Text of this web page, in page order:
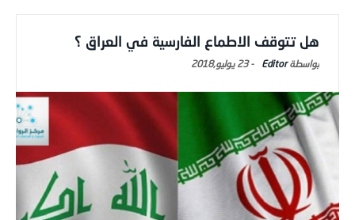
هل تتوقف الاطماع الفارسية في العراق ؟
Editor
-23 يوليو,2018